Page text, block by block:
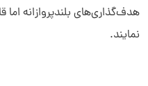
هدف‌‌گذاری‌های بلندپروازانه
نمایند.